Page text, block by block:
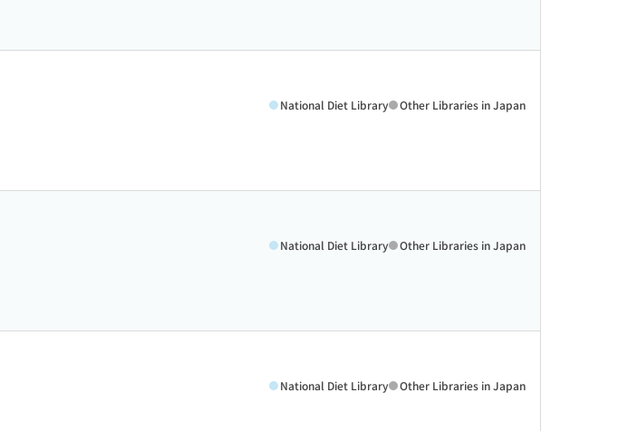
National Diet Library Other Libraries in Japan
National Diet Library Other Libraries in Japan
National Diet Library Other Libraries in Japan